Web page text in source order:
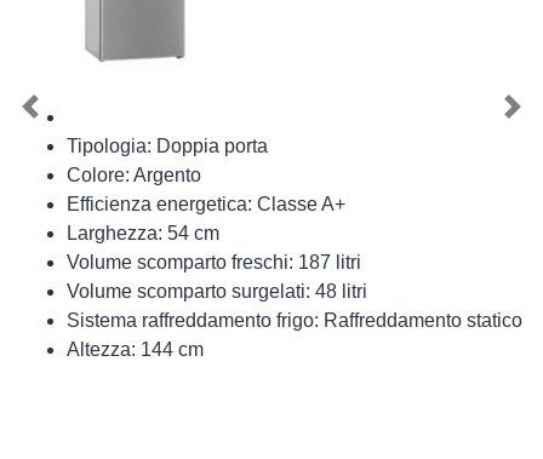
Tipologia: Doppia porta
Colore: Argento
Efficienza energetica: Classe A+
Larghezza: 54 cm
Volume scomparto freschi: 187 litri
Volume scomparto surgelati: 48 litri
Sistema raffreddamento frigo: Raffreddamento statico
Altezza: 144 cm
Previous